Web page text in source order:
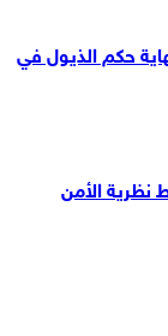
حكم الذيول في
الأمن